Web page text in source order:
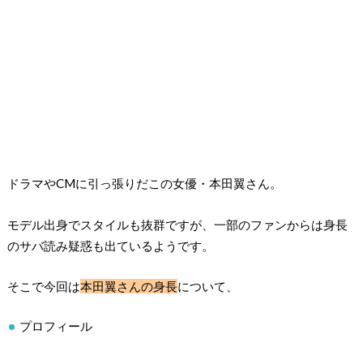
ドラマやCMに引っ張りだこの女優・本田翼さん。
モデル出身でスタイルも抜群ですが、一部のファンからは身長
のサバ読み疑惑も出ているようです。
そこで今回は本田翼さんの身長について、
プロフィール